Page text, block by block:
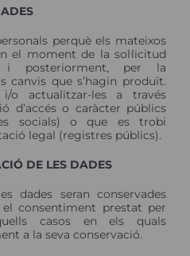
perquè els mateixos
el moment de la sol·licitud
i posteriorment, per la
canvis que s’hagin produït.
o actualitzar-les a través
d’accés o caràcter públics
socials) o que es trobi
legal (registres públics).
DE LES DADES
dades seran conservades
consentiment prestat per
casos en els quals
a la seva conservació.